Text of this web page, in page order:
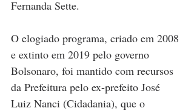
Fernanda Sette.
O elogiado programa, criado em 2008
e extinto em 2019 pelo governo
Bolsonaro, foi mantido com recursos
da Prefeitura pelo ex-prefeito José
Luiz Nanci (Cidadania), que o